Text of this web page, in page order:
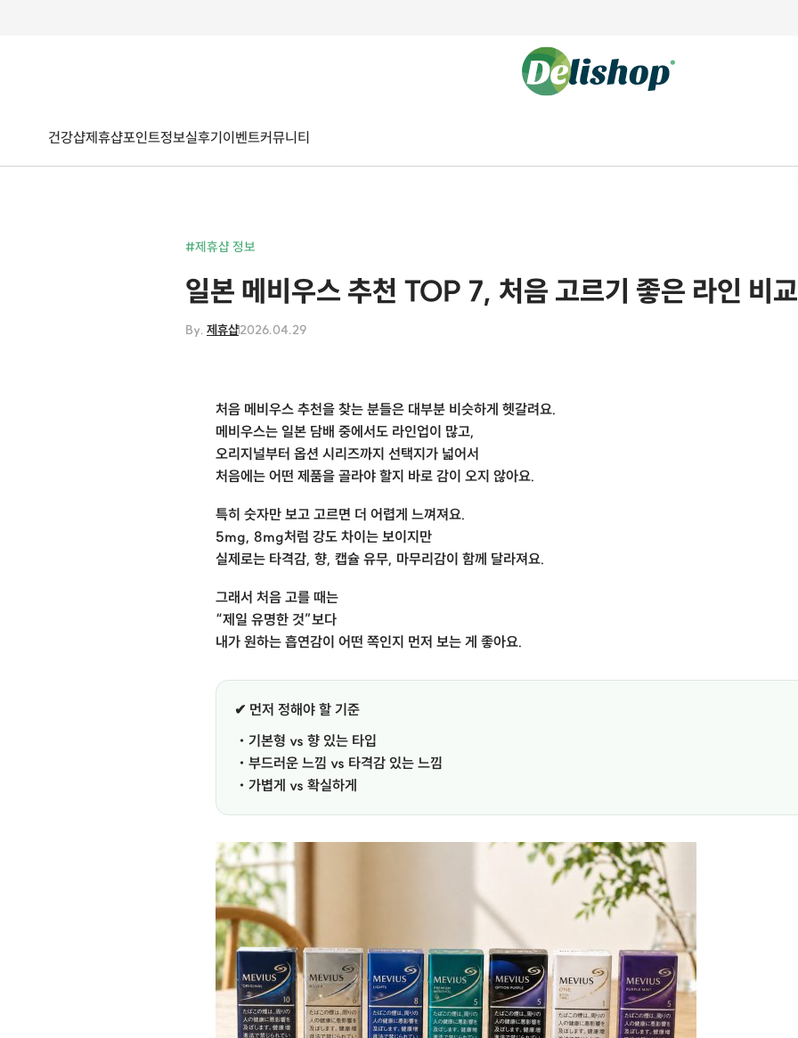
건강샵제휴샵포인트정보실후기이벤트커뮤니티
#제휴샵 정보
일본 메비우스 추천 TOP 7, 처음 고르기 좋은 라인 비교
By. 제휴샵2026.04.29
처음 메비우스 추천을 찾는 분들은 대부분 비슷하게 헷갈려요.
메비우스는 일본 담배 중에서도 라인업이 많고,
오리지널부터 옵션 시리즈까지 선택지가 넓어서
처음에는 어떤 제품을 골라야 할지 바로 감이 오지 않아요.
특히 숫자만 보고 고르면 더 어렵게 느껴져요.
5mg, 8mg처럼 강도 차이는 보이지만
실제로는 타격감, 향, 캡슐 유무, 마무리감이 함께 달라져요.
그래서 처음 고를 때는
“제일 유명한 것”보다
내가 원하는 흡연감이 어떤 쪽인지 먼저 보는 게 좋아요.
✔ 먼저 정해야 할 기준
・기본형 vs 향 있는 타입
・부드러운 느낌 vs 타격감 있는 느낌
・가볍게 vs 확실하게